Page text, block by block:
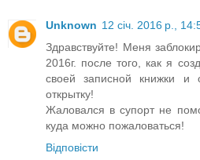
Unknown 12 січ. 2016 р.,
Здравствуйте! Меня
2016г. после того, как я
своей записной книжки и
открытку!
Жаловался в супорт не
куда можно пожаловаться!
Відповісти